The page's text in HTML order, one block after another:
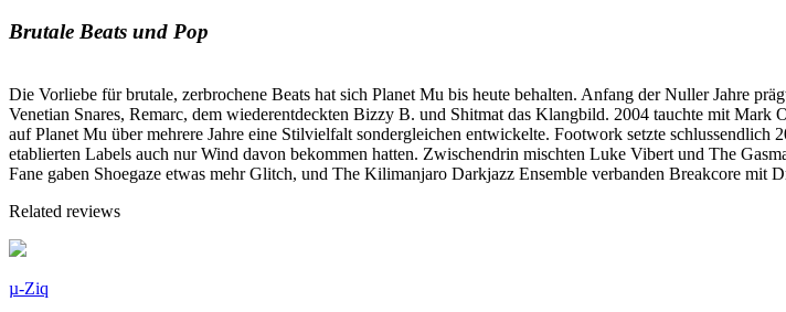
Brutale Beats und Pop
Die Vorliebe für brutale, zerbrochene Beats hat sich Planet Mu bis heute behalten. Anfang der Nuller Jahre
Venetian Snares, Remarc, dem wiederentdeckten Bizzy B. und Shitmat das Klangbild. 2004 tauchte mit
auf Planet Mu über mehrere Jahre eine Stilvielfalt sondergleichen entwickelte. Footwork setzte
etablierten Labels auch nur Wind davon bekommen hatten. Zwischendrin mischten Luke Vibert und The
Fane gaben Shoegaze etwas mehr Glitch, und The Kilimanjaro Darkjazz Ensemble verbanden Breakcore mit
Related reviews
µ-Ziq